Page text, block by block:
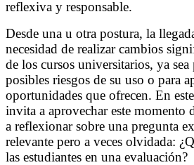
reflexiva y responsable.
Desde una u otra postura, la
necesidad de realizar cambios
de los cursos universitarios, ya
posibles riesgos de su uso o para
oportunidades que ofrecen. En
invita a aprovechar este momento
a reflexionar sobre una pregunta
relevante pero a veces olvidada:
las estudiantes en una evaluación?